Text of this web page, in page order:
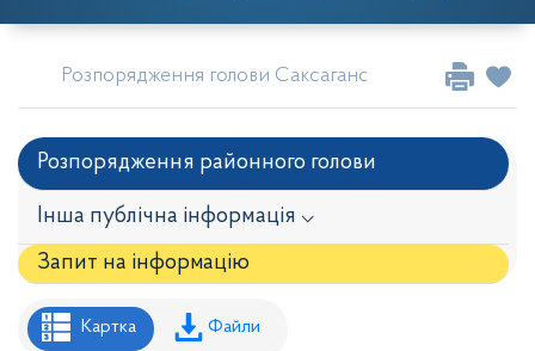
Розпорядження голови Саксаганської районної у
Розпорядження районного голови
Інша публічна інформація ⌵
Запит на iнформацію
Рішення районної ради
Картка Файли